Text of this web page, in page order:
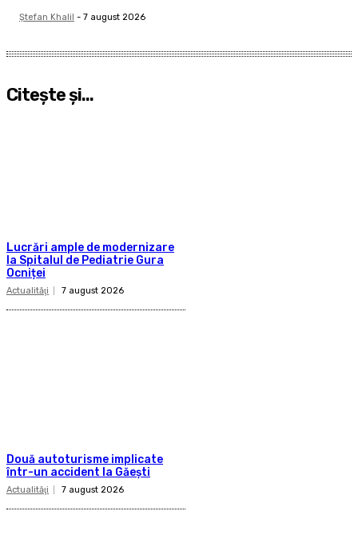
Ştefan Khalil - 7 august 2026
Citeşte şi...
Lucrări ample de modernizare
la Spitalul de Pediatrie Gura
Ocniței
Actualităţi 7 august 2026
Două autoturisme implicate
într-un accident la Găești
Actualităţi 7 august 2026